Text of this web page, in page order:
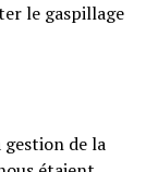
le gaspillage
gestion de la